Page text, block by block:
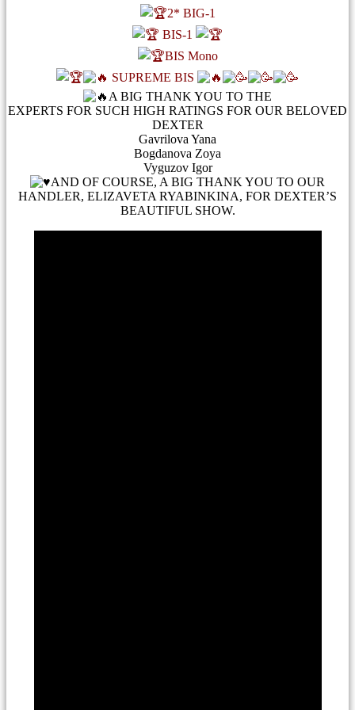
2* BIG-1
BIS-1
BIS Mono
SUPREME BIS
A BIG THANK YOU TO THE
EXPERTS FOR SUCH HIGH RATINGS FOR OUR BELOVED
DEXTER
Gavrilova Yana
Bogdanova Zoya
Vyguzov Igor
AND OF COURSE, A BIG THANK YOU TO OUR
HANDLER, ELIZAVETA RYABINKINA, FOR DEXTER’S
BEAUTIFUL SHOW.